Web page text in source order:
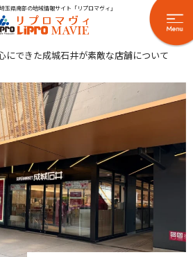
玉県南部の地域情報サイト「リプロマヴィ」
にできた成城石井が素敵な店舗について